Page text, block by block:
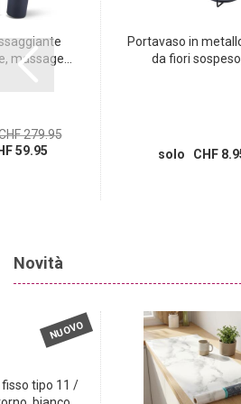
massage...
279.95
59.95
Portavaso in
da fiori
solo CHF
Novità
NUOVO